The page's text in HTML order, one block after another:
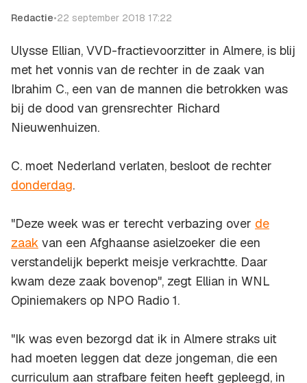
Redactie•22 september 2018 17:22
Ulysse Ellian, VVD-fractievoorzitter in Almere, is blij
met het vonnis van de rechter in de zaak van
Ibrahim C., een van de mannen die betrokken was
bij de dood van grensrechter Richard
Nieuwenhuizen.
C. moet Nederland verlaten, besloot de rechter
donderdag.
"Deze week was er terecht verbazing over de
zaak van een Afghaanse asielzoeker die een
verstandelijk beperkt meisje verkrachtte. Daar
kwam deze zaak bovenop", zegt Ellian in WNL
Opiniemakers op NPO Radio 1.
"Ik was even bezorgd dat ik in Almere straks uit
had moeten leggen dat deze jongeman, die een
curriculum aan strafbare feiten heeft gepleegd, in